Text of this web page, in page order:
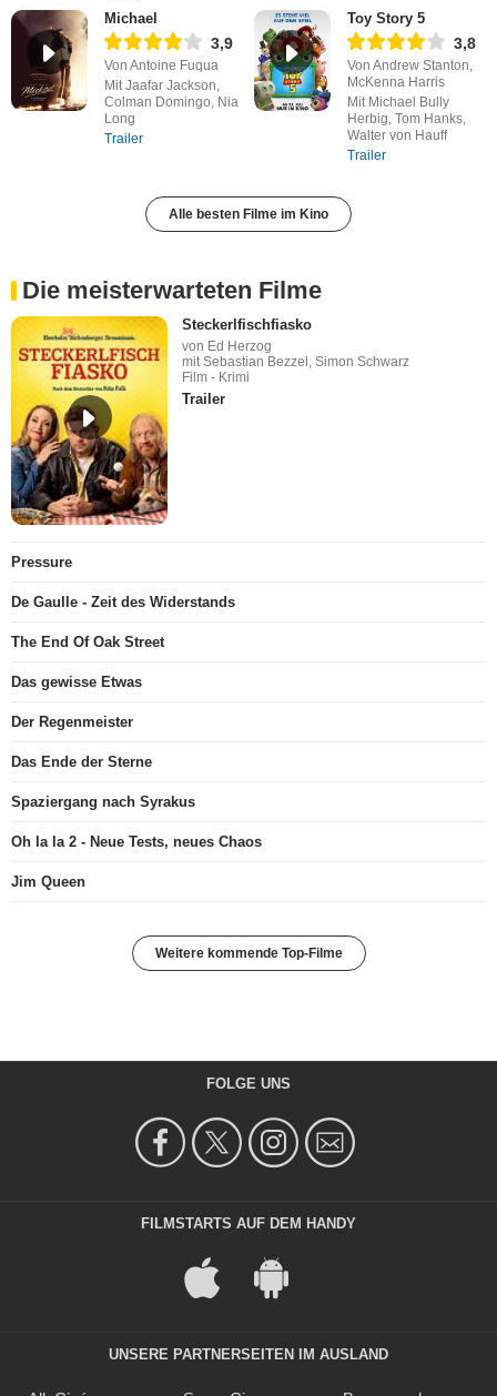
Michael
3,9
Von Antoine Fuqua
Mit Jaafar Jackson,
Colman Domingo, Nia
Long
Trailer
Toy Story 5
3,8
Von Andrew Stanton,
McKenna Harris
Mit Michael Bully
Herbig, Tom Hanks,
Walter von Hauff
Trailer
Alle besten Filme im Kino
Die meisterwarteten Filme
Steckerlfischfiasko
von Ed Herzog
mit Sebastian Bezzel, Simon Schwarz
Film - Krimi
Trailer
Pressure
De Gaulle - Zeit des Widerstands
The End Of Oak Street
Das gewisse Etwas
Der Regenmeister
Das Ende der Sterne
Spaziergang nach Syrakus
Oh la la 2 - Neue Tests, neues Chaos
Jim Queen
Weitere kommende Top-Filme
FOLGE UNS
FILMSTARTS AUF DEM HANDY
UNSERE PARTNERSEITEN IM AUSLAND